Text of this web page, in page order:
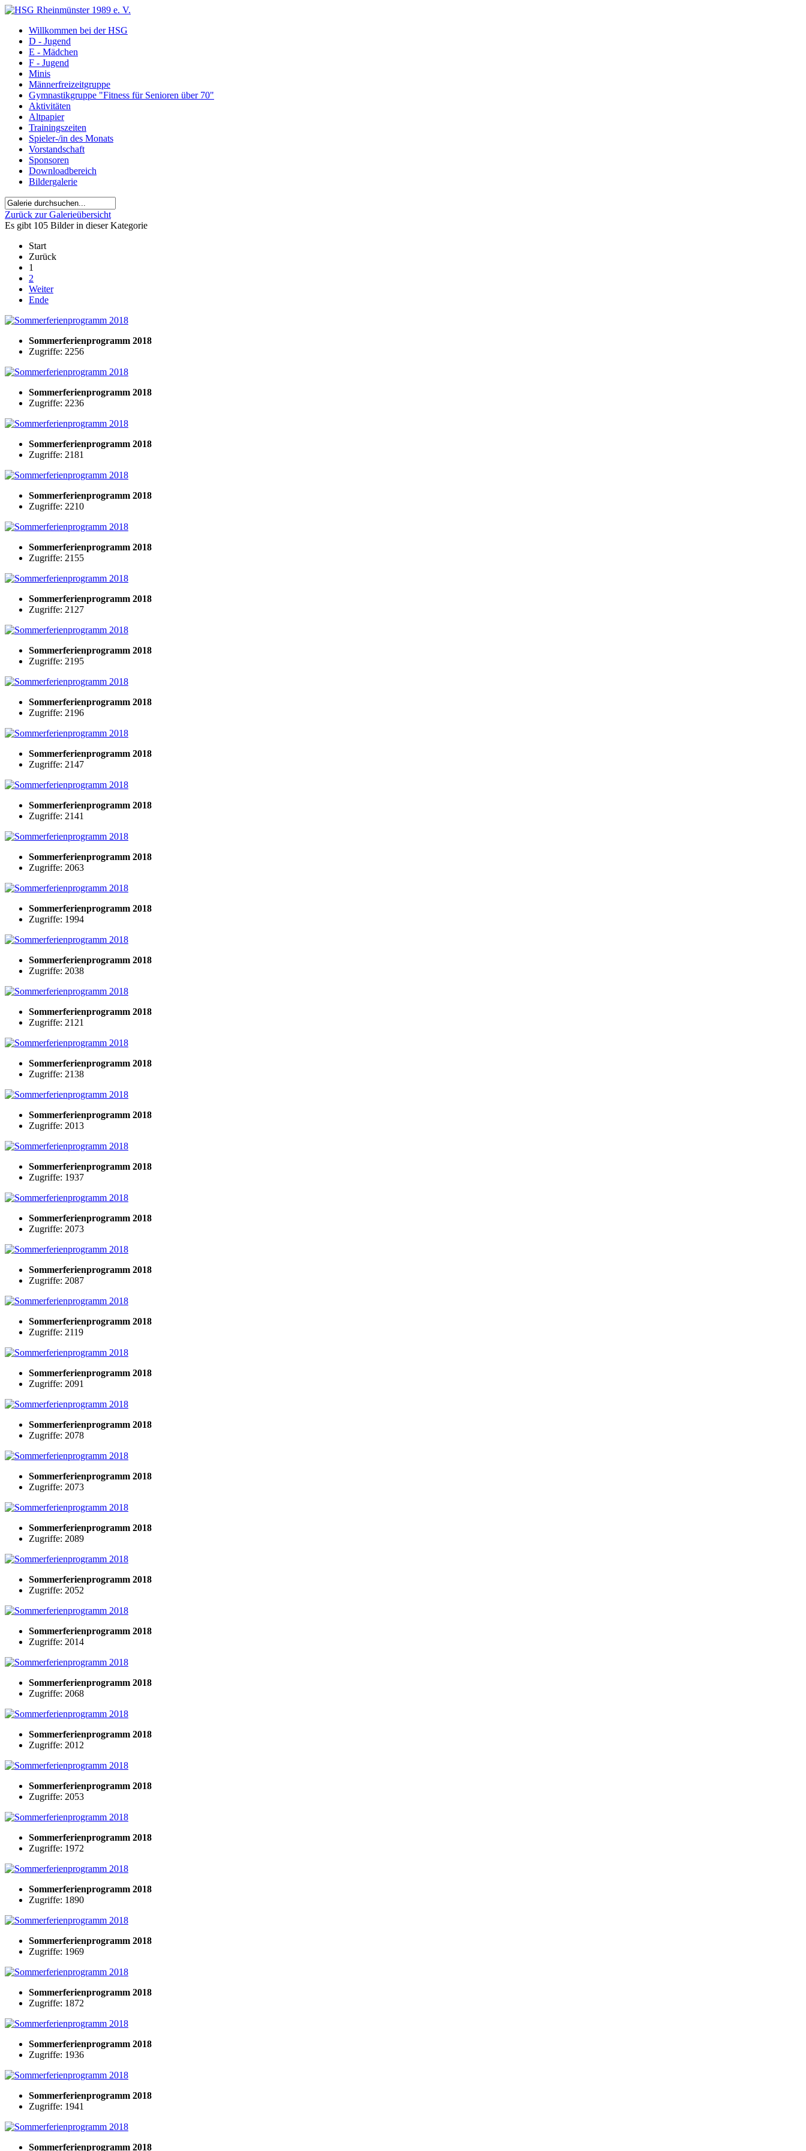
Willkommen bei der HSG
D - Jugend
E - Mädchen
F - Jugend
Minis
Männerfreizeitgruppe
Gymnastikgruppe "Fitness für Senioren über 70"
Aktivitäten
Altpapier
Trainingszeiten
Spieler-/in des Monats
Vorstandschaft
Sponsoren
Downloadbereich
Bildergalerie
Zurück zur Galerieübersicht
Es gibt 105 Bilder in dieser Kategorie
Start
Zurück
1
2
Weiter
Ende
Sommerferienprogramm 2018
Zugriffe: 2256
Sommerferienprogramm 2018
Zugriffe: 2236
Sommerferienprogramm 2018
Zugriffe: 2181
Sommerferienprogramm 2018
Zugriffe: 2210
Sommerferienprogramm 2018
Zugriffe: 2155
Sommerferienprogramm 2018
Zugriffe: 2127
Sommerferienprogramm 2018
Zugriffe: 2195
Sommerferienprogramm 2018
Zugriffe: 2196
Sommerferienprogramm 2018
Zugriffe: 2147
Sommerferienprogramm 2018
Zugriffe: 2141
Sommerferienprogramm 2018
Zugriffe: 2063
Sommerferienprogramm 2018
Zugriffe: 1994
Sommerferienprogramm 2018
Zugriffe: 2038
Sommerferienprogramm 2018
Zugriffe: 2121
Sommerferienprogramm 2018
Zugriffe: 2138
Sommerferienprogramm 2018
Zugriffe: 2013
Sommerferienprogramm 2018
Zugriffe: 1937
Sommerferienprogramm 2018
Zugriffe: 2073
Sommerferienprogramm 2018
Zugriffe: 2087
Sommerferienprogramm 2018
Zugriffe: 2119
Sommerferienprogramm 2018
Zugriffe: 2091
Sommerferienprogramm 2018
Zugriffe: 2078
Sommerferienprogramm 2018
Zugriffe: 2073
Sommerferienprogramm 2018
Zugriffe: 2089
Sommerferienprogramm 2018
Zugriffe: 2052
Sommerferienprogramm 2018
Zugriffe: 2014
Sommerferienprogramm 2018
Zugriffe: 2068
Sommerferienprogramm 2018
Zugriffe: 2012
Sommerferienprogramm 2018
Zugriffe: 2053
Sommerferienprogramm 2018
Zugriffe: 1972
Sommerferienprogramm 2018
Zugriffe: 1890
Sommerferienprogramm 2018
Zugriffe: 1969
Sommerferienprogramm 2018
Zugriffe: 1872
Sommerferienprogramm 2018
Zugriffe: 1936
Sommerferienprogramm 2018
Zugriffe: 1941
Sommerferienprogramm 2018